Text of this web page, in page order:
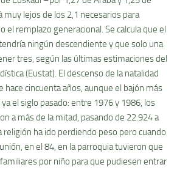
muy lejos de los 2,1 necesarios para
el remplazo generacional. Se calcula que el
ningún descendiente y que solo una
tres, según las últimas estimaciones del
(Eustat). El descenso de la natalidad
hace cincuenta años, aunque el bajón más
el siglo pasado: entre 1976 y 1986, los
a más de la mitad, pasando de 22.924 a
religión ha ido perdiendo peso pero cuando
en el 84, en la parroquia tuvieron que
por niño para que pudiesen entrar